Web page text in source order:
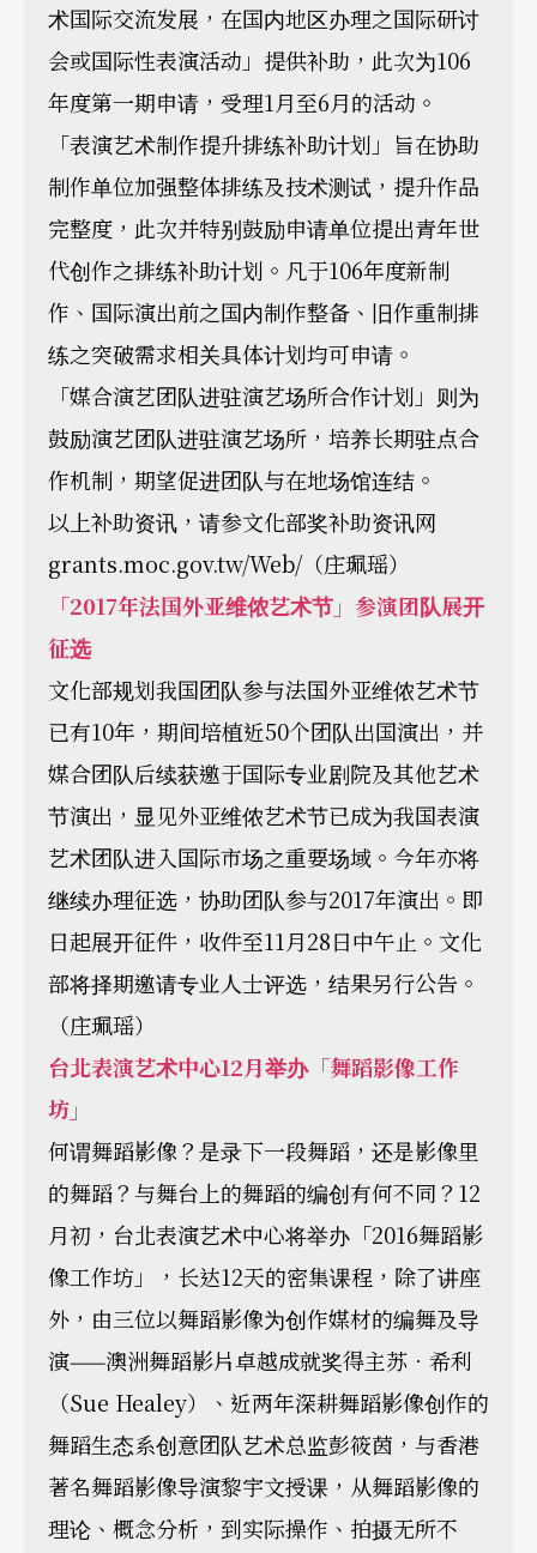
术国际交流发展，在国内地区办理之国际研讨
会或国际性表演活动」提供补助，此次为106
年度第一期申请，受理1月至6月的活动。
「表演艺术制作提升排练补助计划」旨在协助
制作单位加强整体排练及技术测试，提升作品
完整度，此次并特别鼓励申请单位提出青年世
代创作之排练补助计划。凡于106年度新制
作、国际演出前之国内制作整备、旧作重制排
练之突破需求相关具体计划均可申请。
「媒合演艺团队进驻演艺场所合作计划」则为
鼓励演艺团队进驻演艺场所，培养长期驻点合
作机制，期望促进团队与在地场馆连结。
以上补助资讯，请参文化部奖补助资讯网
grants.moc.gov.tw/Web/（庄珮瑶）
「2017年法国外亚维侬艺术节」参演团队展开
征选
文化部规划我国团队参与法国外亚维侬艺术节
已有10年，期间培植近50个团队出国演出，并
媒合团队后续获邀于国际专业剧院及其他艺术
节演出，显见外亚维侬艺术节已成为我国表演
艺术团队进入国际市场之重要场域。今年亦将
继续办理征选，协助团队参与2017年演出。即
日起展开征件，收件至11月28日中午止。文化
部将择期邀请专业人士评选，结果另行公告。
（庄珮瑶）
台北表演艺术中心12月举办「舞蹈影像工作
坊」
何谓舞蹈影像？是录下一段舞蹈，还是影像里
的舞蹈？与舞台上的舞蹈的编创有何不同？12
月初，台北表演艺术中心将举办「2016舞蹈影
像工作坊」，长达12天的密集课程，除了讲座
外，由三位以舞蹈影像为创作媒材的编舞及导
演——澳洲舞蹈影片卓越成就奖得主苏．希利
（Sue Healey）、近两年深耕舞蹈影像创作的
舞蹈生态系创意团队艺术总监彭筱茵，与香港
著名舞蹈影像导演黎宇文授课，从舞蹈影像的
理论、概念分析，到实际操作、拍摄无所不